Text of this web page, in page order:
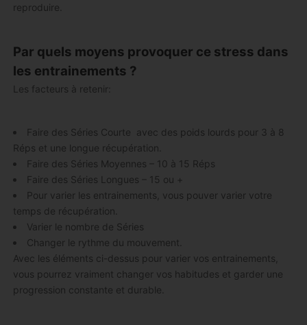
reproduire.
Par quels moyens provoquer ce stress dans
les entrainements ?
Les facteurs à retenir:
Faire des Séries Courte avec des poids lourds pour 3 à 8
Réps et une longue récupération.
Faire des Séries Moyennes – 10 à 15 Réps
Faire des Séries Longues – 15 ou +
Pour varier les entrainements, vous pouver varier votre
temps de récupération.
Varier le nombre de Séries
Changer le rythme du mouvement.
Avec les éléments ci-dessus pour varier vos entrainements,
vous pourrez vraiment changer vos habitudes et garder une
progression constante et durable.